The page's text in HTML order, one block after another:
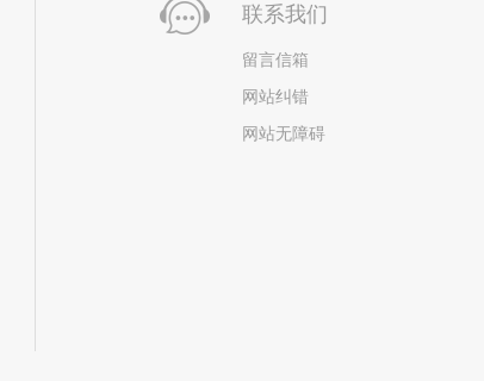
联系我们
留言信箱
网站纠错
网站无障碍